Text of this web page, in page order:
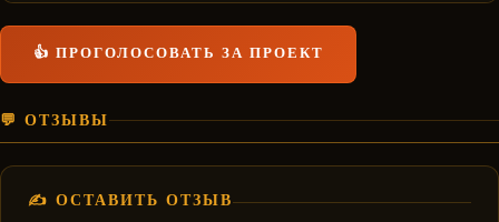
👍 ПРОГОЛОСОВАТЬ ЗА ПРОЕКТ
💬 ОТЗЫВЫ
✍️ ОСТАВИТЬ ОТЗЫВ